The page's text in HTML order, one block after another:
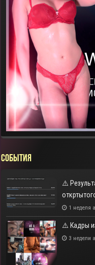
СОБЫТИЯ
⚠️
1 неделя
⚠️ Кадры
3 недели